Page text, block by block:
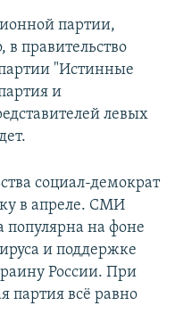
партии,
в правительство
"Истинные
и
левых
­социал-демократ
в апреле. СМИ
на фоне
и поддержке
России. При
партия всё равно